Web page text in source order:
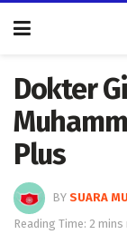
Dokter
Plus
BY SUARA
Reading Time: 2 mins